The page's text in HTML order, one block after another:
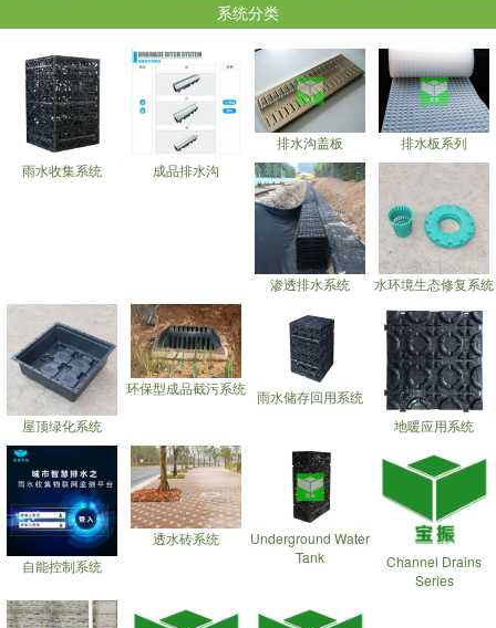
系统分类
雨水收集系统 成品排水沟
排水沟盖板 排水板系列
渗透排水系统 水环境生态修复系统
屋顶绿化系统
环保型成品截污系统 雨水储存回用系统
地暖应用系统
自能控制系统
透水砖系统
Underground Water
Tank
Channel Drains
Series